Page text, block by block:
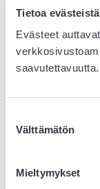
Tietoa evästeistä
Evästeet
saavutettavuutta.
valinta
Välttämätön
Mieltymykset
Linkki
https://
Tietyille